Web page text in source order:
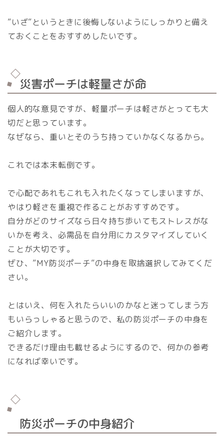
”いざ”というときに後悔しないようにしっかりと備え
ておくことをおすすめしたいです。
災害ポーチは軽量さが命
個人的な意見ですが、軽量ポーチは軽さがとっても大
切だと思っています。
なぜなら、重いとそのうち持っていかなくなるから。
これでは本末転倒です。
で心配であれもこれも入れたくなってしまいますが、
やはり軽さを重視で作ることがおすすめです。
自分がどのサイズなら日々持ち歩いてもストレスがな
いかを考え、必需品を自分用にカスタマイズしていく
ことが大切です。
ぜひ、”MY防災ポーチ”の中身を取捨選択してみてくだ
さい。
とはいえ、何を入れたらいいのかなと迷ってしまう方
もいらっしゃると思うので、私の防災ポーチの中身を
ご紹介します。
できるだけ理由も載せるようにするので、何かの参考
になれば幸いです。
防災ポーチの中身紹介